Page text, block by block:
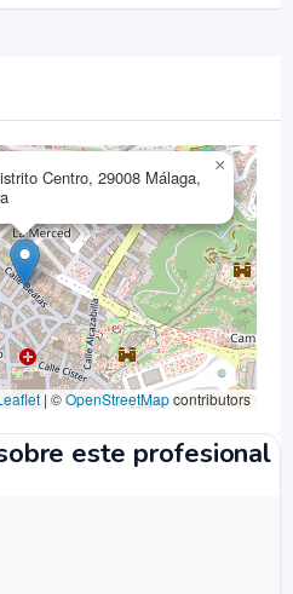
Centro, 29008 Málaga,
×
| ©OpenStreetMapcontributors
este profesional